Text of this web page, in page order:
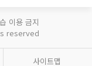
이용 금지
reserved
사이트맵